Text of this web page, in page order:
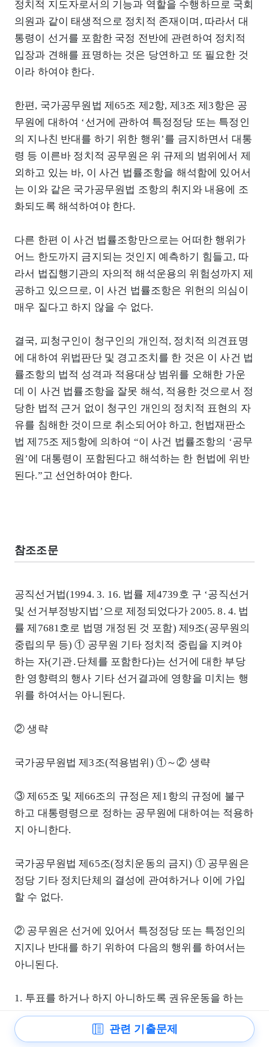
정치적 지도자로서의 기능과 역할을 수행하므로 국회
의원과 같이 태생적으로 정치적 존재이며, 따라서 대
통령이 선거를 포함한 국정 전반에 관련하여 정치적
입장과 견해를 표명하는 것은 당연하고 또 필요한 것
이라 하여야 한다.
한편, 국가공무원법 제65조 제2항, 제3조 제3항은 공
무원에 대하여 ‘선거에 관하여 특정정당 또는 특정인
의 지나친 반대를 하기 위한 행위’를 금지하면서 대통
령 등 이른바 정치적 공무원은 위 규제의 범위에서 제
외하고 있는 바, 이 사건 법률조항을 해석함에 있어서
는 이와 같은 국가공무원법 조항의 취지와 내용에 조
화되도록 해석하여야 한다.
다른 한편 이 사건 법률조항만으로는 어떠한 행위가
어느 한도까지 금지되는 것인지 예측하기 힘들고, 따
라서 법집행기관의 자의적 해석운용의 위험성까지 제
공하고 있으므로, 이 사건 법률조항은 위헌의 의심이
매우 짙다고 하지 않을 수 없다.
결국, 피청구인이 청구인의 개인적, 정치적 의견표명
에 대하여 위법판단 및 경고조치를 한 것은 이 사건 법
률조항의 법적 성격과 적용대상 범위를 오해한 가운
데 이 사건 법률조항을 잘못 해석, 적용한 것으로서 정
당한 법적 근거 없이 청구인 개인의 정치적 표현의 자
유를 침해한 것이므로 취소되어야 하고, 헌법재판소
법 제75조 제5항에 의하여 “이 사건 법률조항의 ‘공무
원’에 대통령이 포함된다고 해석하는 한 헌법에 위반
된다.”고 선언하여야 한다.
참조조문
공직선거법(1994. 3. 16. 법률 제4739호 구 ‘공직선거
및 선거부정방지법’으로 제정되었다가 2005. 8. 4. 법
률 제7681호로 법명 개정된 것 포함) 제9조(공무원의
중립의무 등) ① 공무원 기타 정치적 중립을 지켜야
하는 자(기관․단체를 포함한다)는 선거에 대한 부당
한 영향력의 행사 기타 선거결과에 영향을 미치는 행
위를 하여서는 아니된다.
② 생략
국가공무원법 제3조(적용범위) ①～② 생략
③ 제65조 및 제66조의 규정은 제1항의 규정에 불구
하고 대통령령으로 정하는 공무원에 대하여는 적용하
지 아니한다.
국가공무원법 제65조(정치운동의 금지) ① 공무원은
정당 기타 정치단체의 결성에 관여하거나 이에 가입
할 수 없다.
② 공무원은 선거에 있어서 특정정당 또는 특정인의
지지나 반대를 하기 위하여 다음의 행위를 하여서는
아니된다.
1. 투표를 하거나 하지 아니하도록 권유운동을 하는
것
관련 기출문제